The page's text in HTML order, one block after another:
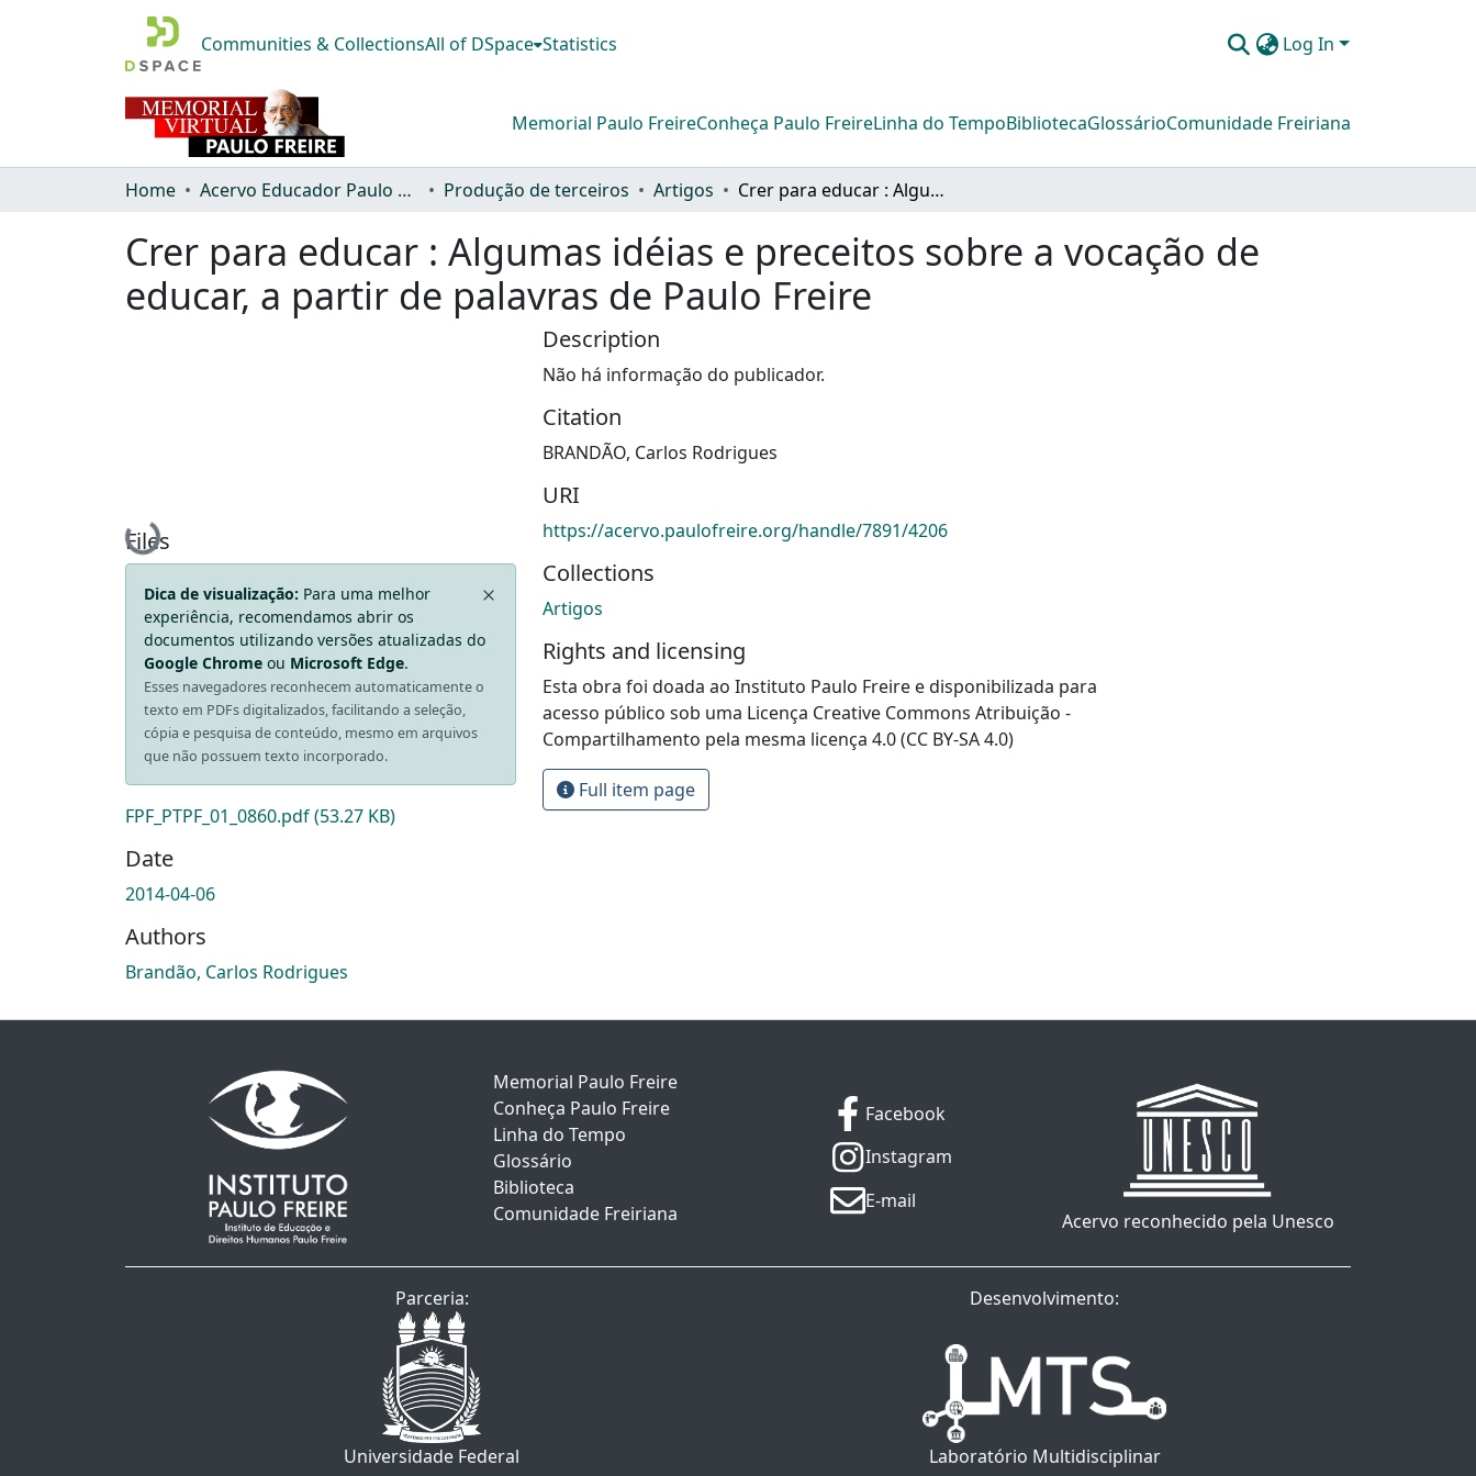
Communities & CollectionsAll of DSpace Statistics Log In
Memorial Paulo FreireConheça Paulo FreireLinha do TempoBibliotecaGlossárioComunidade Freiriana
Home Acervo Educador Paulo Freire Produção de terceiros Artigos Crer para educar : Algumas idéias e preceitos sobre a vocação de educar, a partir de palavras de Paulo Freire
Crer para educar : Algumas idéias e preceitos sobre a vocação de
educar, a partir de palavras de Paulo Freire
Loading...
Files
Dica de visualização: Para uma melhor
experiência, recomendamos abrir os
documentos utilizando versões atualizadas do
Google Chrome ou Microsoft Edge.
Esses navegadores reconhecem automaticamente o
texto em PDFs digitalizados, facilitando a seleção,
cópia e pesquisa de conteúdo, mesmo em arquivos
que não possuem texto incorporado.
FPF_PTPF_01_0860.pdf(53.27 KB)
Date
2014-04-06
Authors
Brandão, Carlos Rodrigues
Description
Não há informação do publicador.
Citation
BRANDÃO, Carlos Rodrigues
URI
https://acervo.paulofreire.org/handle/7891/4206
Collections
Artigos
Rights and licensing
Esta obra foi doada ao Instituto Paulo Freire e disponibilizada para
acesso público sob uma Licença Creative Commons Atribuição -
Compartilhamento pela mesma licença 4.0 (CC BY-SA 4.0)
Full item page
Memorial Paulo Freire
Conheça Paulo Freire
Linha do Tempo
Glossário
Biblioteca
Comunidade Freiriana
Facebook
Instagram
E-mail
Acervo reconhecido pela Unesco
Parceria:
Universidade Federal
Desenvolvimento:
Laboratório Multidisciplinar